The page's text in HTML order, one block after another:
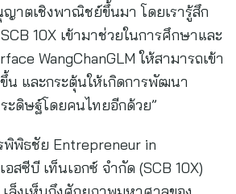
ญาตเชิงพาณิชย์ขึ้นมา โดยเรารู้สึก
10X เข้ามาช่วยในการศึกษาและ
WangChanGLM ให้สามารถเข้า
น และกระตุ้นให้เกิดการพัฒนา
ดิษฐ์โดยคนไทยอีกด้วย”
พิธชัย Entrepreneur in
สซีบี เท็นเอกซ์ จำกัด (SCB 10X)